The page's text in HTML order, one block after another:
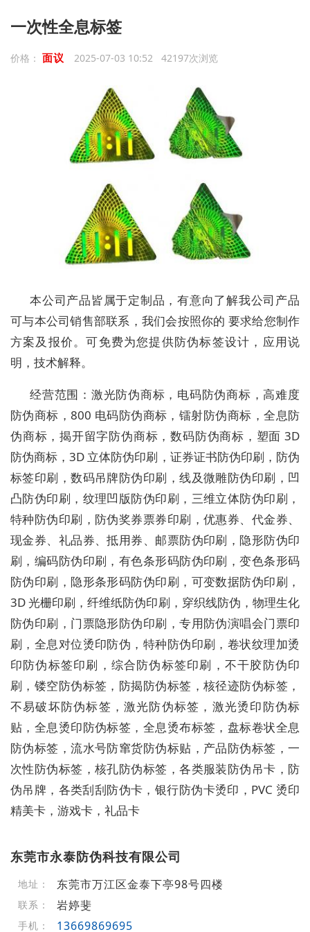
一次性全息标签
价格： 面议 2025-07-03 10:52 42197次浏览
本公司产品皆属于定制品，有意向了解我公司产品
可与本公司销售部联系，我们会按照你的 要求给您制作
方案及报价。可免费为您提供防伪标签设计，应用说
明，技术解释。
经营范围：激光防伪商标，电码防伪商标，高难度
防伪商标，800 电码防伪商标，镭射防伪商标，全息防
伪商标，揭开留字防伪商标，数码防伪商标，塑面 3D
防伪商标，3D 立体防伪印刷，证券证书防伪印刷，防伪
标签印刷，数码吊牌防伪印刷，线及微雕防伪印刷，凹
凸防伪印刷，纹理凹版防伪印刷，三维立体防伪印刷，
特种防伪印刷，防伪奖券票券印刷，优惠券、代金券、
现金券、礼品券、抵用券、邮票防伪印刷，隐形防伪印
刷，编码防伪印刷，有色条形码防伪印刷，变色条形码
防伪印刷，隐形条形码防伪印刷，可变数据防伪印刷，
3D 光栅印刷，纤维纸防伪印刷，穿织线防伪，物理生化
防伪印刷，门票隐形防伪印刷，专用防伪演唱会门票印
刷，全息对位烫印防伪，特种防伪印刷，卷状纹理加烫
印防伪标签印刷，综合防伪标签印刷，不干胶防伪印
刷，镂空防伪标签，防揭防伪标签，核径迹防伪标签，
不易破坏防伪标签，激光防伪标签，激光烫印防伪标
贴，全息烫印防伪标签，全息烫布标签，盘标卷状全息
防伪标签，流水号防窜货防伪标贴，产品防伪标签，一
次性防伪标签，核孔防伪标签，各类服装防伪吊卡，防
伪吊牌，各类刮刮防伪卡，银行防伪卡烫印，PVC 烫印
精美卡，游戏卡，礼品卡
东莞市永泰防伪科技有限公司
地址： 东莞市万江区金泰下亭98号四楼
联系： 岩婷斐
手机： 13669869695